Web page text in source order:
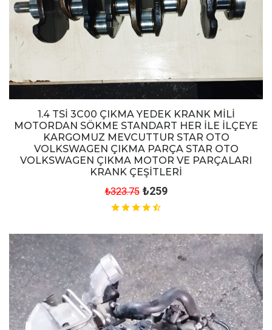
1.4 TSİ 3C00 ÇIKMA YEDEK KRANK MİLİ
MOTORDAN SÖKME STANDART HER İLE İLÇEYE
KARGOMUZ MEVCUTTUR STAR OTO
VOLKSWAGEN ÇIKMA PARÇA STAR OTO
VOLKSWAGEN ÇIKMA MOTOR VE PARÇALARI
KRANK ÇEŞİTLERİ
₺323.75 ₺259